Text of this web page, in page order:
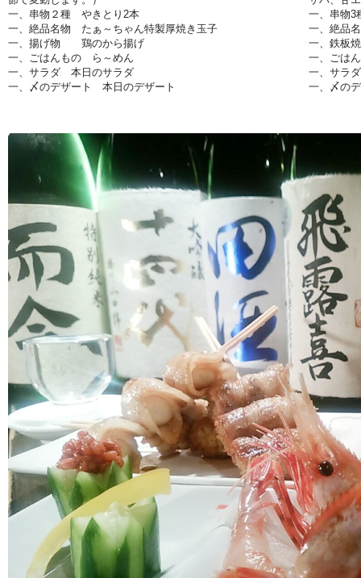
一、串物２種 やきとり2本
一、絶品名物 たぁ～ちゃん特製厚焼き玉子
一、揚げ物 鶏のから揚げ
一、ごはんもの ら～めん
一、サラダ 本日のサラダ
一、〆のデザート 本日のデザート
一、串物
一、絶品
一、鉄板
一、ごは
一、サラ
一、〆の